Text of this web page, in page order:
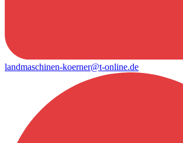
landmaschinen-koerner@t-online.de